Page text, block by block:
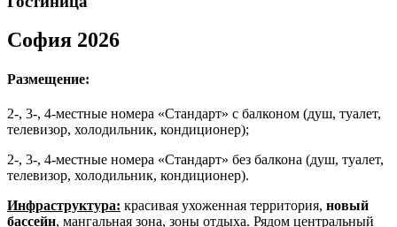
София 2026
Размещение:
2-, 3-, 4-местные номера «Стандарт» с балконом (душ, туалет,
телевизор, холодильник, кондиционер);
2-, 3-, 4-местные номера «Стандарт» без балкона (душ, туалет,
телевизор, холодильник, кондиционер).
Инфраструктура: красивая ухоженная территория, новый
бассейн, мангальная зона, зоны отдыха. Рядом центральный